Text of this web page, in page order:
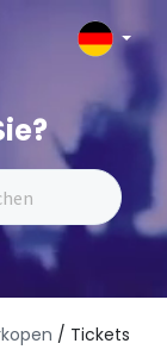
/ Tickets